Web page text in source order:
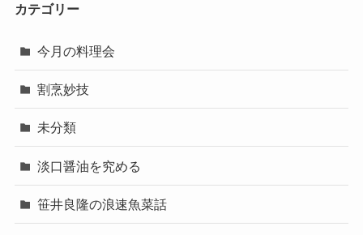
カテゴリー
今月の料理会
割烹妙技
未分類
淡口醤油を究める
笹井良隆の浪速魚菜話